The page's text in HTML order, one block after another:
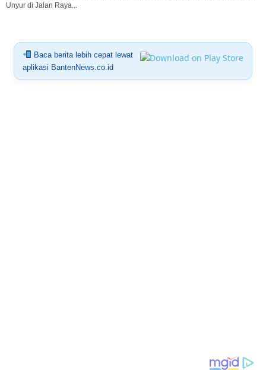
Unyur di Jalan Raya...
Baca berita lebih cepat lewat
aplikasi BantenNews.co.id